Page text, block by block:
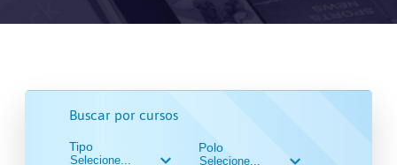
Buscar por cursos
Tipo Polo